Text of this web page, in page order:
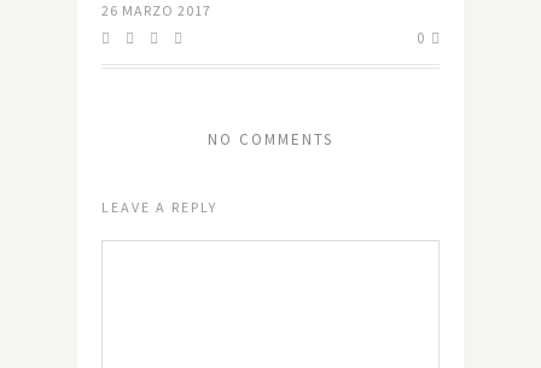
26 MARZO 2017
0
NO COMMENTS
LEAVE A REPLY